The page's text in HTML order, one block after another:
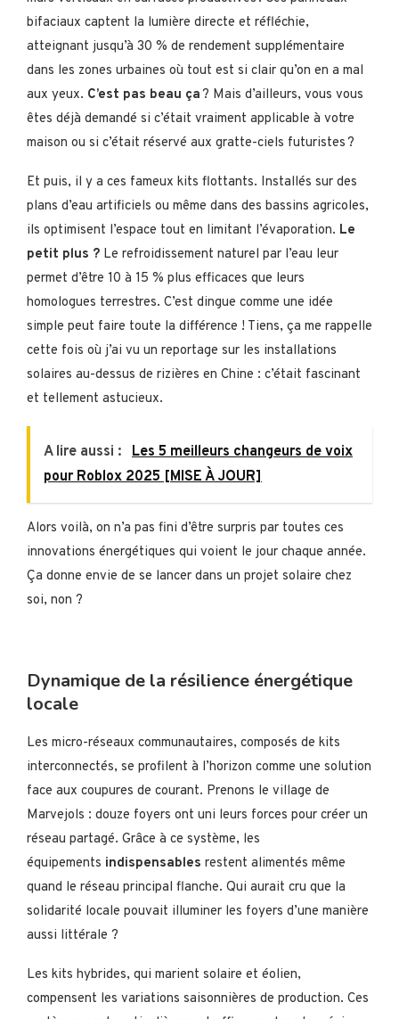
bifaciaux captent la lumière directe et réfléchie,
atteignant jusqu’à 30 % de rendement supplémentaire
dans les zones urbaines où tout est si clair qu’on en a mal
aux yeux. C’est pas beau ça? Mais d’ailleurs, vous vous
êtes déjà demandé si c’était vraiment applicable à votre
maison ou si c’était réservé aux gratte-ciels futuristes ?
Et puis, il y a ces fameux kits flottants. Installés sur des
plans d’eau artificiels ou même dans des bassins agricoles,
ils optimisent l’espace tout en limitant l’évaporation. Le
petit plus ? Le refroidissement naturel par l’eau leur
permet d’être 10 à 15 % plus efficaces que leurs
homologues terrestres. C’est dingue comme une idée
simple peut faire toute la différence ! Tiens, ça me rappelle
cette fois où j’ai vu un reportage sur les installations
solaires au-dessus de rizières en Chine : c’était fascinant
et tellement astucieux.
A lire aussi : Les 5 meilleurs changeurs de voix
pour Roblox 2025 [MISE À JOUR]
Alors voilà, on n’a pas fini d’être surpris par toutes ces
innovations énergétiques qui voient le jour chaque année.
Ça donne envie de se lancer dans un projet solaire chez
soi, non ?
Dynamique de la résilience énergétique
locale
Les micro-réseaux communautaires, composés de kits
interconnectés, se profilent à l’horizon comme une solution
face aux coupures de courant. Prenons le village de
Marvejols : douze foyers ont uni leurs forces pour créer un
réseau partagé. Grâce à ce système, les
équipements indispensables restent alimentés même
quand le réseau principal flanche. Qui aurait cru que la
solidarité locale pouvait illuminer les foyers d’une manière
aussi littérale ?
Les kits hybrides, qui marient solaire et éolien,
compensent les variations saisonnières de production. Ces